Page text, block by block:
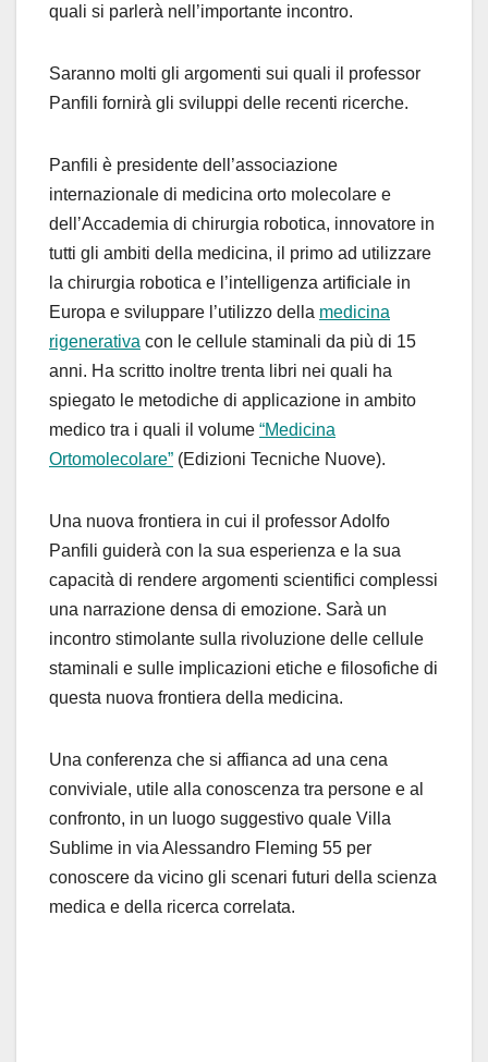
quali si parlerà nell’importante incontro.
Saranno molti gli argomenti sui quali il professor
Panfili fornirà gli sviluppi delle recenti ricerche.
Panfili è presidente dell’associazione
internazionale di medicina orto molecolare e
dell’Accademia di chirurgia robotica, innovatore in
tutti gli ambiti della medicina, il primo ad utilizzare
la chirurgia robotica e l’intelligenza artificiale in
Europa e sviluppare l’utilizzo della medicina
rigenerativa con le cellule staminali da più di 15
anni. Ha scritto inoltre trenta libri nei quali ha
spiegato le metodiche di applicazione in ambito
medico tra i quali il volume “Medicina
Ortomolecolare” (Edizioni Tecniche Nuove).
Una nuova frontiera in cui il professor Adolfo
Panfili guiderà con la sua esperienza e la sua
capacità di rendere argomenti scientifici complessi
una narrazione densa di emozione. Sarà un
incontro stimolante sulla rivoluzione delle cellule
staminali e sulle implicazioni etiche e filosofiche di
questa nuova frontiera della medicina.
Una conferenza che si affianca ad una cena
conviviale, utile alla conoscenza tra persone e al
confronto, in un luogo suggestivo quale Villa
Sublime in via Alessandro Fleming 55 per
conoscere da vicino gli scenari futuri della scienza
medica e della ricerca correlata.